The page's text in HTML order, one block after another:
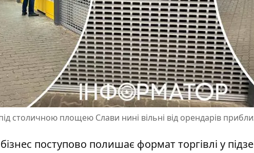
столичною площею Слави нині вільні від орендарів
поступово полишає формат торгівлі у